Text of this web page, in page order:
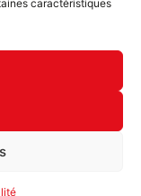
caractéristiques